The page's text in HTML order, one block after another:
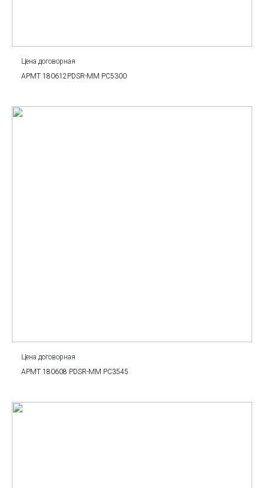
Цена договорная
APMT 180612PDSR-MM PC5300
Цена договорная
APMT 180608 PDSR-MM PC3545